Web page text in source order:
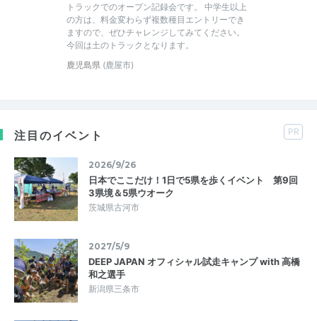
トラックでのオープン記録会です。 中学生以上
の方は、料金変わらず複数種目エントリーでき
ますので、ぜひチャレンジしてみてください。
今回は土のトラックとなります。
鹿児島県 (鹿屋市)
注目のイベント PR
2026/9/26
日本でここだけ！1日で5県を歩くイベント 第9回
3県境＆5県ウオーク
茨城県古河市
2027/5/9
DEEP JAPAN オフィシャル試走キャンプ with 高橋
和之選手
新潟県三条市